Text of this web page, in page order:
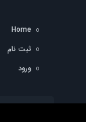
Home
ثبت نام
ورود